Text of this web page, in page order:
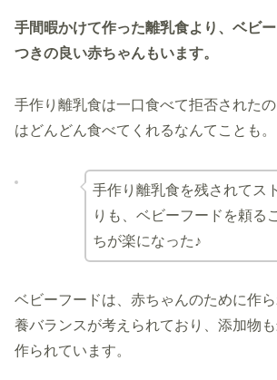
手間暇かけて作った離乳食より、ベビ
つきの良い赤ちゃんもいます。
手作り離乳食は一口食べて拒否された
はどんどん食べてくれるなんてことも。
手作り離乳食を残されてス
りも、ベビーフードを頼る
ちが楽になった♪
ベビーフードは、赤ちゃんのために作
養バランスが考えられており、添加物
作られています。